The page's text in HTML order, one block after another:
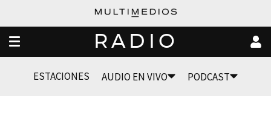
RADIO
ESTACIONES AUDIO EN VIVO PODCAST